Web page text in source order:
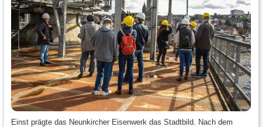
Einst prägte das Neunkircher Eisenwerk das Stadtbild. Nach dem